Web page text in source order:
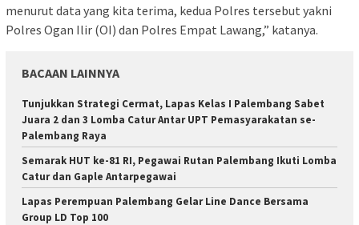
menurut data yang kita terima, kedua Polres tersebut yakni
Polres Ogan Ilir (OI) dan Polres Empat Lawang,” katanya.
BACAAN LAINNYA
Tunjukkan Strategi Cermat, Lapas Kelas I Palembang Sabet
Juara 2 dan 3 Lomba Catur Antar UPT Pemasyarakatan se-
Palembang Raya
Semarak HUT ke-81 RI, Pegawai Rutan Palembang Ikuti Lomba
Catur dan Gaple Antarpegawai
Lapas Perempuan Palembang Gelar Line Dance Bersama
Group LD Top 100